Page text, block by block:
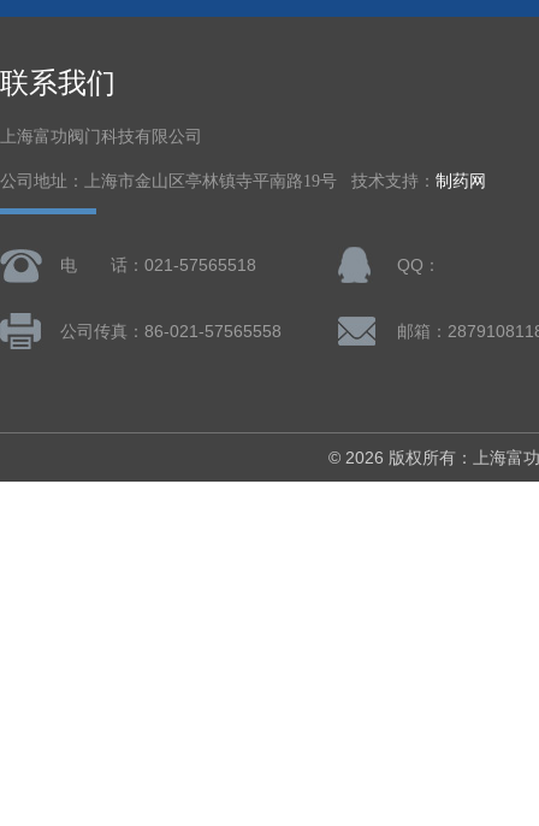
联系我们
上海富功阀门科技有限公司
公司地址：上海市金山区亭林镇寺平南路19号 技术支持： 制药网
电 话：021-57565518 QQ：
公司传真：86-021-57565558 邮箱：
© 2026 版权所有：上海富